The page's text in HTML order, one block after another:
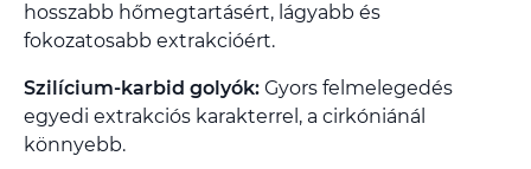
hosszabb hőmegtartásért, lágyabb és
fokozatosabb extrakcióért.
Szilícium-karbid golyók: Gyors felmelegedés
egyedi extrakciós karakterrel, a cirkóniánál
könnyebb.